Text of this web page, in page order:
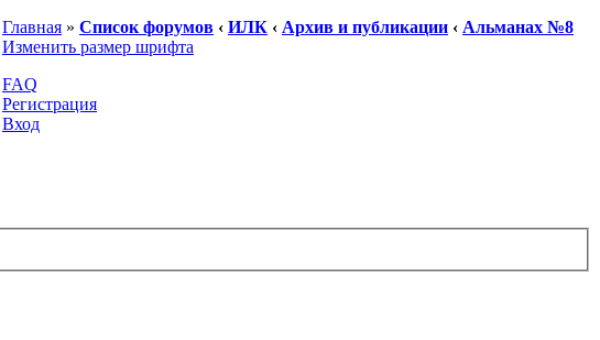
Главная » Список форумов ‹ ИЛК ‹ Архив и публикации ‹ Альманах №8
Изменить размер шрифта
FAQ
Регистрация
Вход